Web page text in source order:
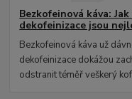
Bezkofeinová káva:
dekofeinizace jsou
Bezkofeinová káva už
dekofeinizace dokážou
odstranit téměř veškerý